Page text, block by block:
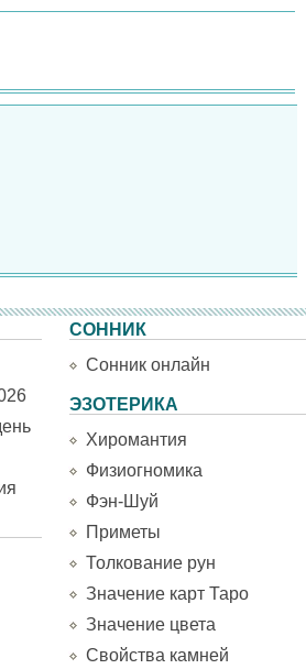
СОННИК
Сонник онлайн
ЭЗОТЕРИКА
Хиромантия
Физиогномика
Фэн-Шуй
Приметы
Толкование рун
Значение карт Таро
Значение цвета
Свойства камней